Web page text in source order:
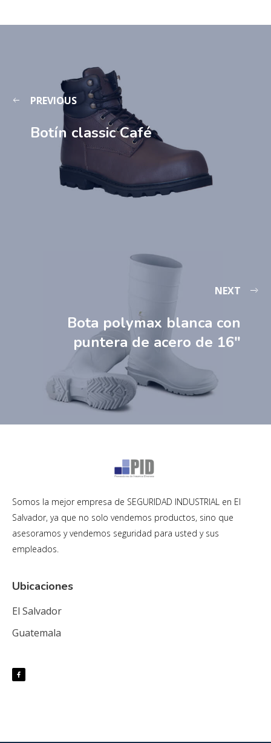
PREVIOUS
Botín classic Café
NEXT
Bota polymax blanca con
puntera de acero de 16″
Somos la mejor empresa de SEGURIDAD INDUSTRIAL en El
Salvador, ya que no solo vendemos productos, sino que
asesoramos y vendemos seguridad para usted y sus
empleados.
Ubicaciones
El Salvador
Guatemala